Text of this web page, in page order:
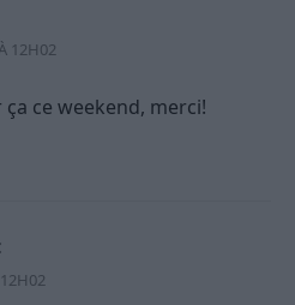
12H02
ce weekend, merci!